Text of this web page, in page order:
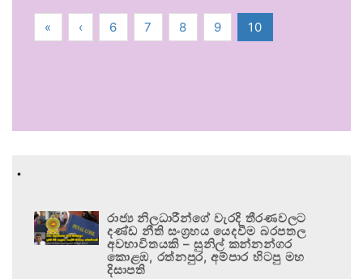
« ‹ 6 7 8 9 10
.
රාජ්‍ය නිලධාරීන්ගේ වැරදි තීරණවලට
දණ්ඩ නීති සංග්‍රහය යෙදවීම බරපතල
අවභාවිතයකි – සුනිල් කන්නන්ගර
කොළඹ, රත්නපුර, අම්පාර හිටපු මහ
දිසාපති